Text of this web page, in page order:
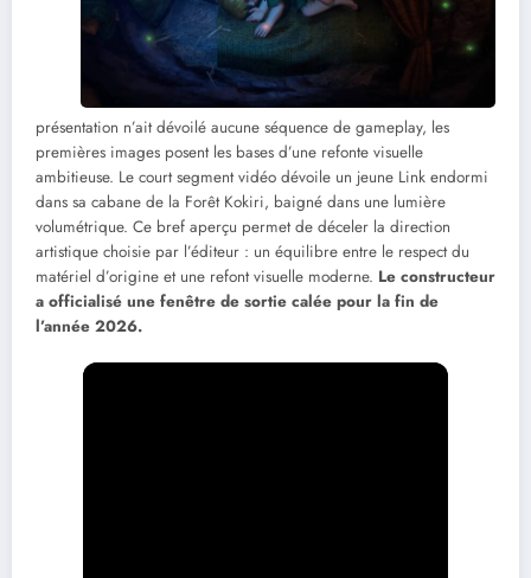
présentation n’ait dévoilé aucune séquence de gameplay, les
premières images posent les bases d’une refonte visuelle
ambitieuse. Le court segment vidéo dévoile un jeune Link endormi
dans sa cabane de la Forêt Kokiri, baigné dans une lumière
volumétrique. Ce bref aperçu permet de déceler la direction
artistique choisie par l’éditeur : un équilibre entre le respect du
matériel d’origine et une refont visuelle moderne. Le constructeur
a officialisé une fenêtre de sortie calée pour la fin de
l’année 2026.